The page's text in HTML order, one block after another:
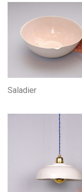
Saladier